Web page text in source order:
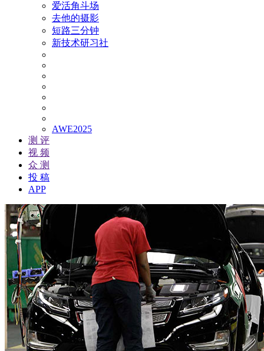
爱活角斗场
去他的摄影
短路三分钟
新技术研习社
AWE2025
测 评
视 频
众 测
投 稿
APP